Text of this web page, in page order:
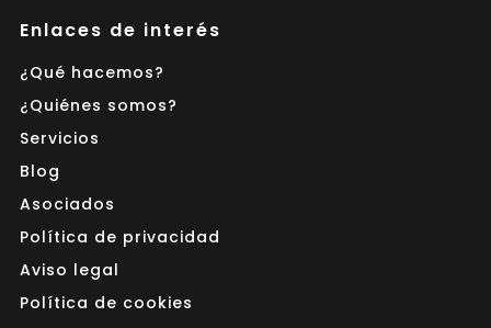
Enlaces de interés
¿Qué hacemos?
¿Quiénes somos?
Servicios
Blog
Asociados
Política de privacidad
Aviso legal
Política de cookies